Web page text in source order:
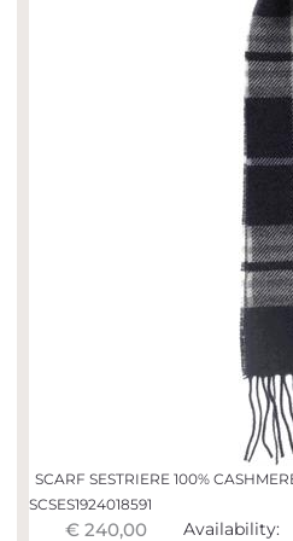
SCARF SESTRIERE 100%
SCSES1924018591
€ 240,00 Availability: